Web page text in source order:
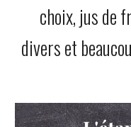
choix, jus de
divers et